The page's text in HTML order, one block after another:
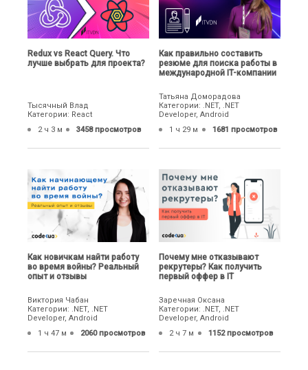
Redux vs React Query. Что
лучше выбрать для проекта?
Тысячный Влад
Категории: React
2 ч 3 м
3458 просмотров
Как правильно составить
резюме для поиска работы в
международной IT-компании
Татьяна Доморадова
Категории: .NET, .NET
Developer, Android
1 ч 29 м
1681 просмотров
Как новичкам найти работу
во время войны? Реальный
опыт и отзывы
Виктория Чабан
Категории: .NET, .NET
Developer, Android
1 ч 47 м
2060 просмотров
Почему мне отказывают
рекрутеры? Как получить
первый оффер в IT
Заречная Оксана
Категории: .NET, .NET
Developer, Android
2 ч 7 м
1152 просмотров